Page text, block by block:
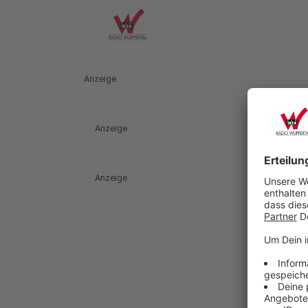
Anzeige
Anzeige
Anzeige